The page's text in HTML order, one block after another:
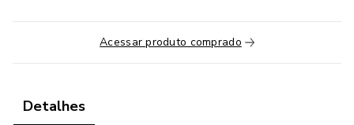
Acessar produto comprado
Detalhes